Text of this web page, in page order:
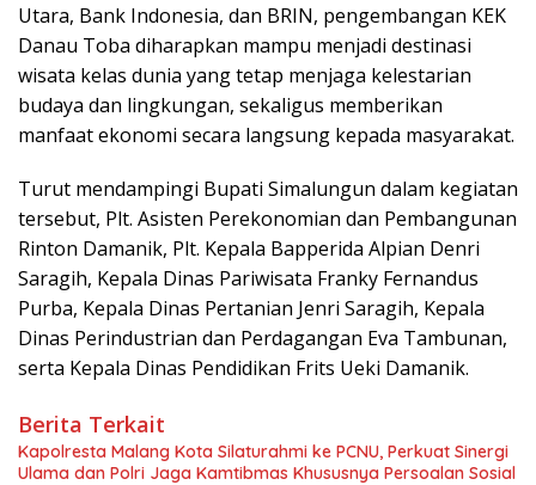
Utara, Bank Indonesia, dan BRIN, pengembangan KEK
Danau Toba diharapkan mampu menjadi destinasi
wisata kelas dunia yang tetap menjaga kelestarian
budaya dan lingkungan, sekaligus memberikan
manfaat ekonomi secara langsung kepada masyarakat.
Turut mendampingi Bupati Simalungun dalam kegiatan
tersebut, Plt. Asisten Perekonomian dan Pembangunan
Rinton Damanik, Plt. Kepala Bapperida Alpian Denri
Saragih, Kepala Dinas Pariwisata Franky Fernandus
Purba, Kepala Dinas Pertanian Jenri Saragih, Kepala
Dinas Perindustrian dan Perdagangan Eva Tambunan,
serta Kepala Dinas Pendidikan Frits Ueki Damanik.
Berita Terkait
Kapolresta Malang Kota Silaturahmi ke PCNU, Perkuat Sinergi
Ulama dan Polri Jaga Kamtibmas Khususnya Persoalan Sosial